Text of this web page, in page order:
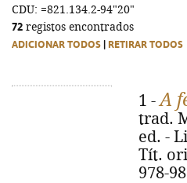
CDU: =821.134.2-94"20"
72 registos encontrados
ADICIONAR TODOS RETIRAR TODOS
1 -A
trad.
ed. -
Tít.
978-